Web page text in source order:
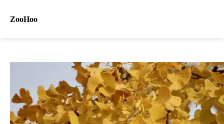
ZooHoo